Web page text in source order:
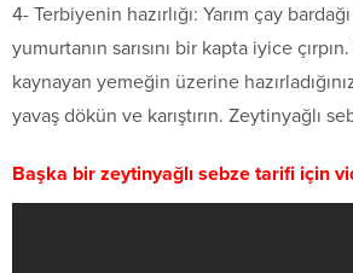
4- Terbiyenin hazırlığı: Yarım çay
yumurtanın sarısını bir kapta iyice
kaynayan yemeğin üzerine
yavaş dökün ve karıştırın. Zeytinyağlı
Başka bir zeytinyağlı sebze tarifi için